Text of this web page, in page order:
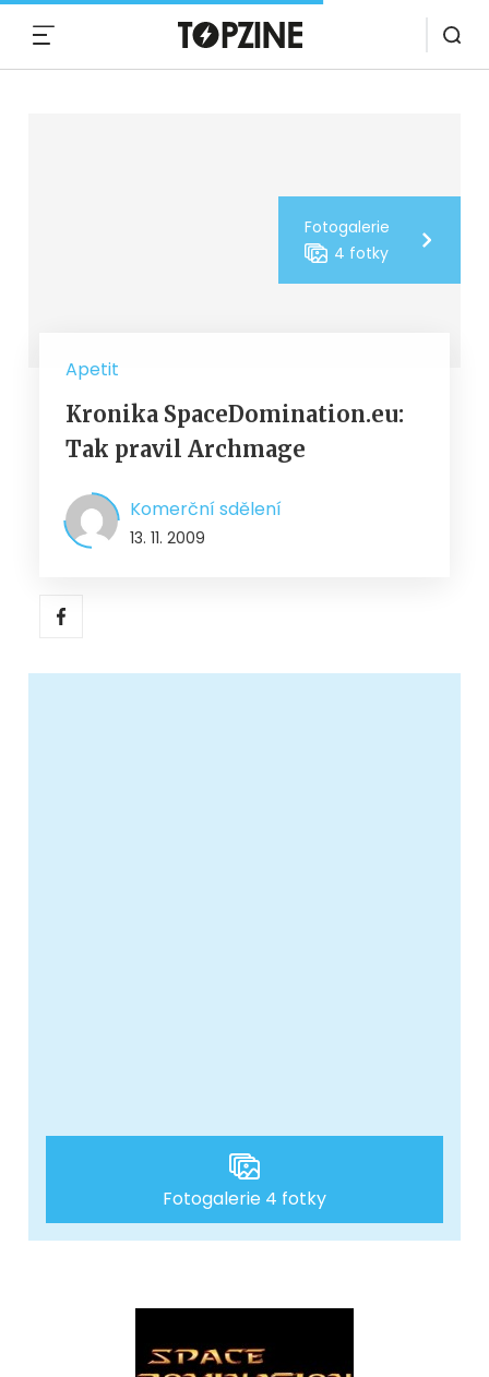
Fotogalerie
4 fotky
Apetit
Kronika SpaceDomination.eu:
Tak pravil Archmage
Komerční sdělení
13. 11. 2009
Fotogalerie 4 fotky